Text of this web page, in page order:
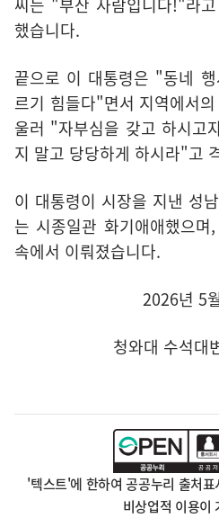
씨는 "부산 사람입니다!"라
했습니다.
끝으로 이 대통령은 "동네
르기 힘들다"면서 지역에서
울러 "자부심을 갖고 하시고
지 말고 당당하게 하시라"고
이 대통령이 시장을 지낸 성
는 시종일관 화기애애했으
속에서 이뤄졌습니다.
2026년 5
청와대 수석대
'텍스트'에 한하여 공공누리 출처
비상업적 이용이